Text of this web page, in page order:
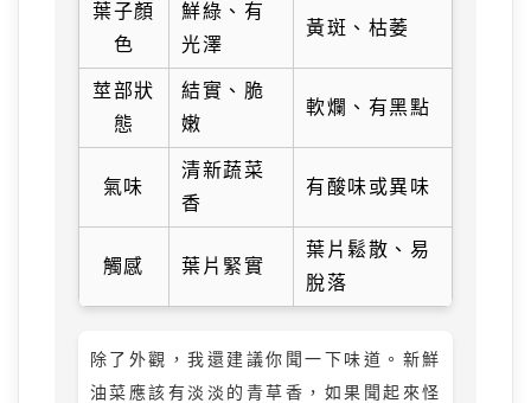
葉子顏
色
鮮綠、有
光澤
黃斑、枯萎
莖部狀
態
結實、脆
嫩
軟爛、有黑點
氣味
清新蔬菜
香
有酸味或異味
觸感 葉片緊實
葉片鬆散、易
脫落
除了外觀，我還建議你聞一下味道。新鮮
油菜應該有淡淡的青草香，如果聞起來怪